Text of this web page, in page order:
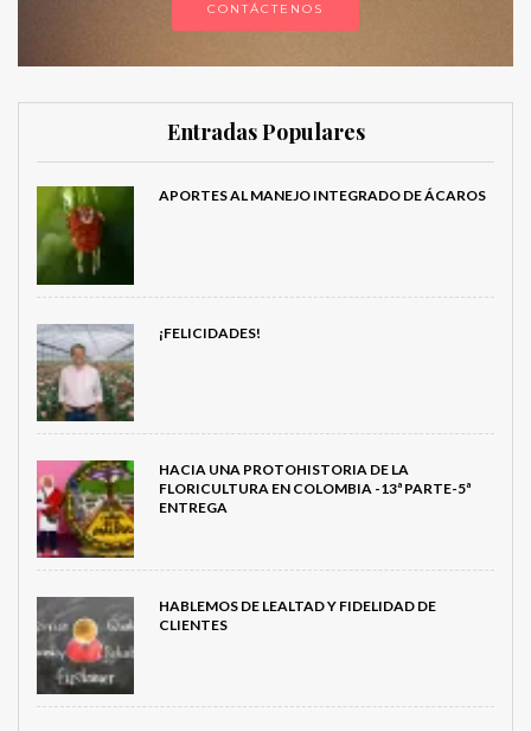
CONTÁCTENOS
Entradas Populares
APORTES AL MANEJO INTEGRADO DE ÁCAROS
¡FELICIDADES!
HACIA UNA PROTOHISTORIA DE LA
FLORICULTURA EN COLOMBIA -13ª PARTE-5ª
ENTREGA
HABLEMOS DE LEALTAD Y FIDELIDAD DE
CLIENTES